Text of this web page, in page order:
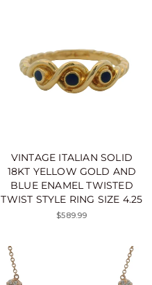
VINTAGE ITALIAN SOLID
18KT YELLOW GOLD AND
BLUE ENAMEL TWISTED
TWIST STYLE RING SIZE 4.25
$589.99